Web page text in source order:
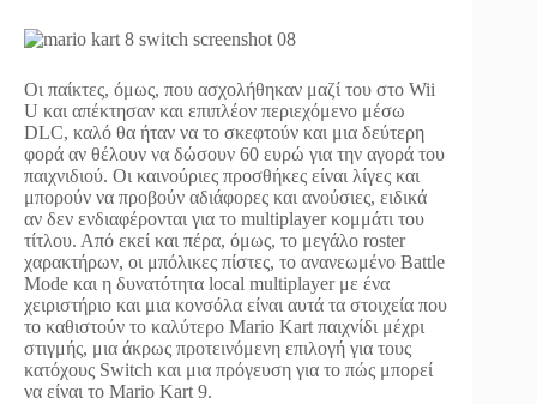
Οι παίκτες, όμως, που ασχολήθηκαν μαζί του στο Wii
U και απέκτησαν και επιπλέον περιεχόμενο μέσω
DLC, καλό θα ήταν να το σκεφτούν και μια δεύτερη
φορά αν θέλουν να δώσουν 60 ευρώ για την αγορά του
παιχνιδιού. Οι καινούριες προσθήκες είναι λίγες και
μπορούν να προβούν αδιάφορες και ανούσιες, ειδικά
αν δεν ενδιαφέρονται για το multiplayer κομμάτι του
τίτλου. Από εκεί και πέρα, όμως, το μεγάλο roster
χαρακτήρων, οι μπόλικες πίστες, το ανανεωμένο Battle
Mode και η δυνατότητα local multiplayer με ένα
χειριστήριο και μια κονσόλα είναι αυτά τα στοιχεία που
το καθιστούν το καλύτερο Mario Kart παιχνίδι μέχρι
στιγμής, μια άκρως προτεινόμενη επιλογή για τους
κατόχους Switch και μια πρόγευση για το πώς μπορεί
να είναι το Mario Kart 9.